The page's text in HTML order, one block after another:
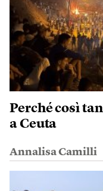
Perché così
a Ceuta
Annalisa Camilli